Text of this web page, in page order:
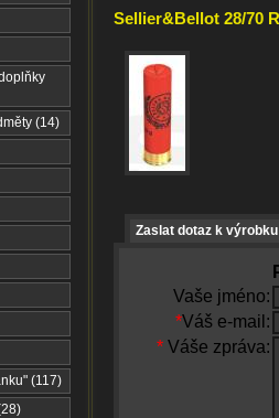
(14)
(117)
Sellier&Bellot 28/70
Zaslat dotaz k výrobku
Vaše jméno:
*Váš e-mail:
* Váše zpráva: